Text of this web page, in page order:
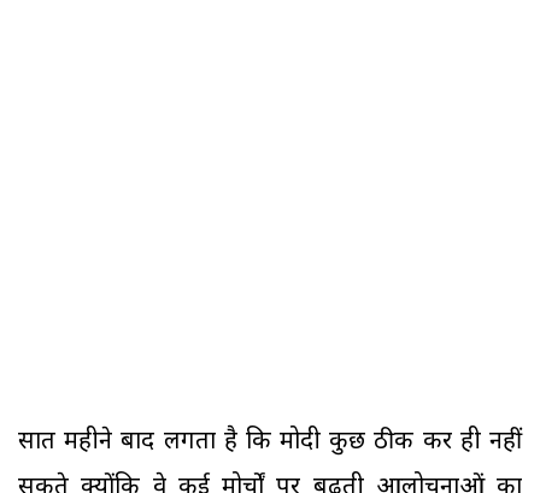
सात महीने बाद लगता है कि मोदी कुछ ठीक कर ही नहीं